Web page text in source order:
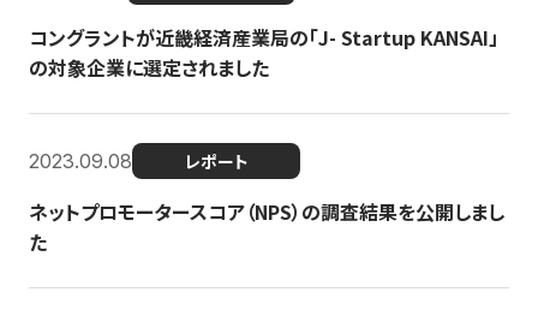
コングラントが近畿経済産業局の「J- Startup KANSAI」
の対象企業に選定されました
2023.09.08 レポート
ネットプロモータースコア（NPS）の調査結果を公開しまし
た